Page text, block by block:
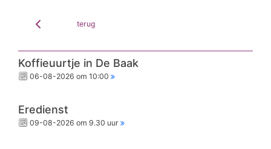
terug
Koffieuurtje in De Baak
06-08-2026 om 10:00
Eredienst
09-08-2026 om 9.30 uur